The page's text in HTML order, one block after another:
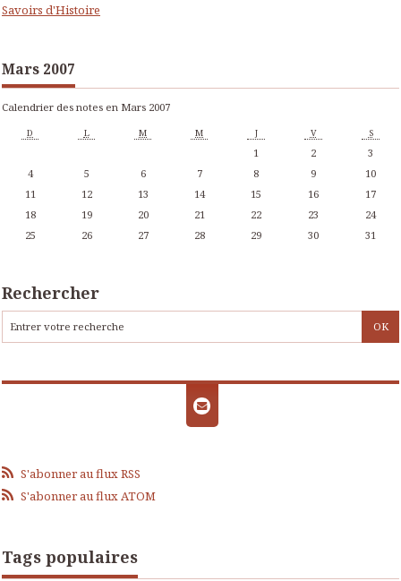
Savoirs d'Histoire
Mars 2007
Calendrier des notes en Mars 2007
D L M M J V S
1 2
3
4
5 6 7 8 9
10
11
12 13 14 15 16
17
18
19 20 21 22 23
24
25
26 27 28 29 30 31
Rechercher
S'abonner au flux RSS
S'abonner au flux ATOM
Tags populaires